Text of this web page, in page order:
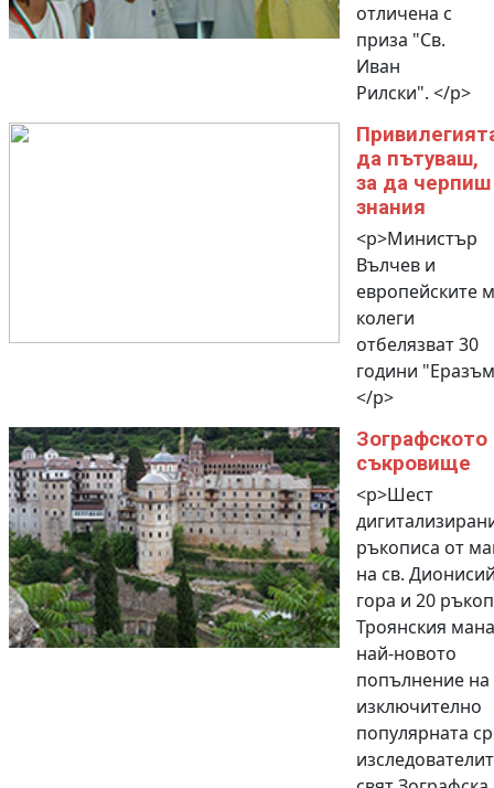
отличена с
приза "Св.
Иван
Рилски". </p>
да пътуваш,
за да черпиш
знания
<p>Министър
Вълчев и
европейските
колеги
отбелязват 30
години
</p>
Зографското
съкровище
<p>Шест
ръкописа от
на св.
гора и 20
Троянския
най-новото
попълнение на
изключително
популярната